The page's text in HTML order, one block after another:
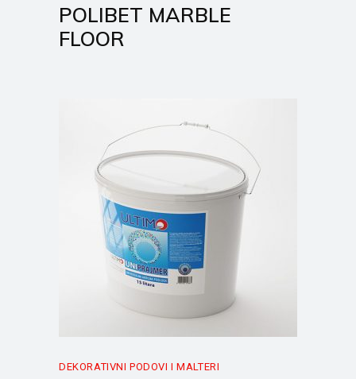
POLIBET MARBLE
FLOOR
DEKORATIVNI PODOVI I MALTERI